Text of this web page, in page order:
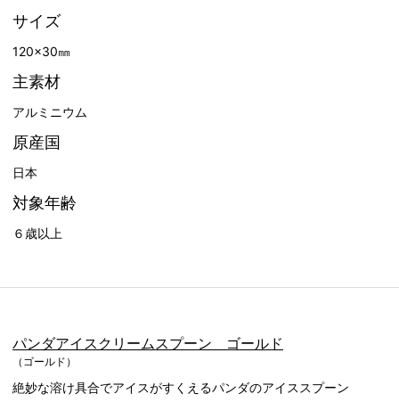
サイズ
120×30㎜
主素材
アルミニウム
原産国
日本
対象年齢
６歳以上
パンダアイスクリームスプーン ゴールド
（ゴールド）
絶妙な溶け具合でアイスがすくえるパンダのアイススプーン